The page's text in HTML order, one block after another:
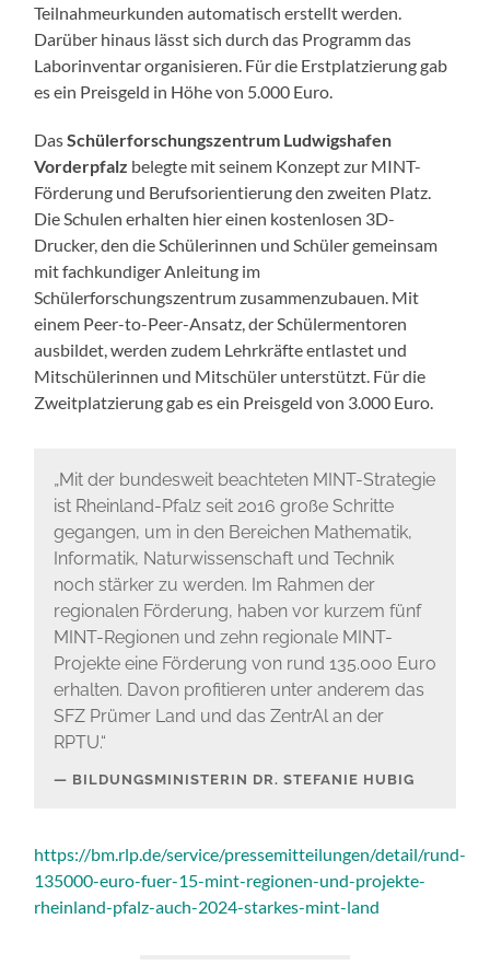
Teilnahmeurkunden automatisch erstellt werden.
Darüber hinaus lässt sich durch das Programm das
Laborinventar organisieren. Für die Erstplatzierung gab
es ein Preisgeld in Höhe von 5.000 Euro.
DasSchülerforschungszentrum Ludwigshafen
Vorderpfalz belegte mit seinem Konzept zur MINT-
Förderung und Berufsorientierung den zweiten Platz.
Die Schulen erhalten hier einen kostenlosen 3D-
Drucker, den die Schülerinnen und Schüler gemeinsam
mit fachkundiger Anleitung im
Schülerforschungszentrum zusammenzubauen. Mit
einem Peer-to-Peer-Ansatz, der Schülermentoren
ausbildet, werden zudem Lehrkräfte entlastet und
Mitschülerinnen und Mitschüler unterstützt. Für die
Zweitplatzierung gab es ein Preisgeld von 3.000 Euro.
„Mit der bundesweit beachteten MINT-Strategie
ist Rheinland-Pfalz seit 2016 große Schritte
gegangen, um in den Bereichen Mathematik,
Informatik, Naturwissenschaft und Technik
noch stärker zu werden. Im Rahmen der
regionalen Förderung, haben vor kurzem fünf
MINT-Regionen und zehn regionale MINT-
Projekte eine Förderung von rund 135.000 Euro
erhalten. Davon profitieren unter anderem das
SFZ Prümer Land und das ZentrAl an der
RPTU.“
BILDUNGSMINISTERIN DR. STEFANIE HUBIG
https://bm.rlp.de/service/pressemitteilungen/detail/rund-
135000-euro-fuer-15-mint-regionen-und-projekte-
rheinland-pfalz-auch-2024-starkes-mint-land